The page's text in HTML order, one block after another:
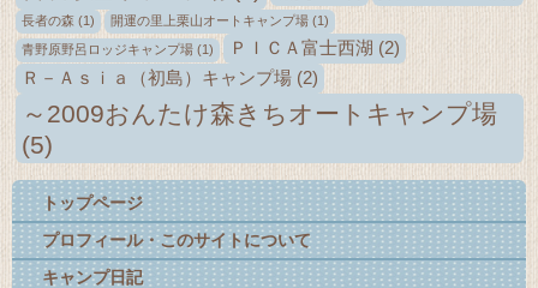
長者の森 (1) 開運の里上栗山オートキャンプ場 (1)
青野原野呂ロッジキャンプ場 (1) ＰＩＣＡ富士西湖 (2)
Ｒ－Ａｓｉａ（初島）キャンプ場 (2)
～2009おんたけ森きちオートキャンプ場
(5)
トップページ
プロフィール・このサイトについて
キャンプ日記